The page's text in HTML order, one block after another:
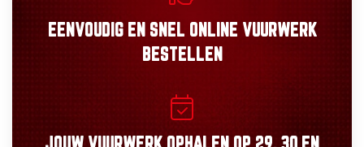
EENVOUDIGEN SNEL ONLINE VUURWERK
BESTELLEN